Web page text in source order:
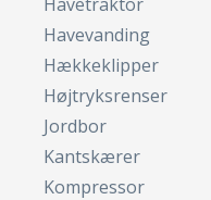
Havevanding
Hækkeklipper
Højtryksrenser
Jordbor
Kantskærer
Kompressor